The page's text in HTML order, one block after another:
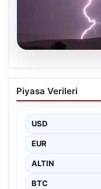
04.08.2026
Tayland’da
yıldırım
Piyasa Verileri
USD
EUR
ALTIN
BTC